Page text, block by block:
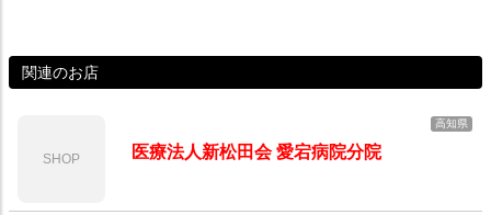
関連のお店
SHOP
高知県
医療法人新松田会 愛宕病院分院